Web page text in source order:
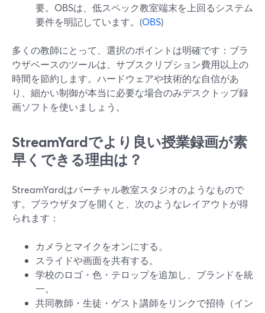
要。OBSは、低スペック教室端末を上回るシステム
要件を明記しています。(OBS)
多くの教師にとって、選択のポイントは明確です：ブラ
ウザベースのツールは、サブスクリプション費用以上の
時間を節約します。ハードウェアや技術的な自信があ
り、細かい制御が本当に必要な場合のみデスクトップ録
画ソフトを使いましょう。
StreamYardでより良い授業録画が素
早くできる理由は？
StreamYardはバーチャル教室スタジオのようなもので
す。ブラウザタブを開くと、次のようなレイアウトが得
られます：
カメラとマイクをオンにする。
スライドや画面を共有する。
学校のロゴ・色・テロップを追加し、ブランドを統
一。
共同教師・生徒・ゲスト講師をリンクで招待（イン